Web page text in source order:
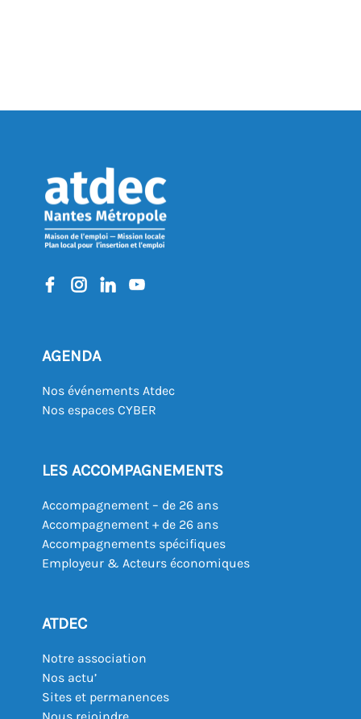
AGENDA
Nos événements Atdec
Nos espaces CYBER
LES ACCOMPAGNEMENTS
Accompagnement – de 26 ans
Accompagnement + de 26 ans
Accompagnements spécifiques
Employeur & Acteurs économiques
ATDEC
Notre association
Nos actu’
Sites et permanences